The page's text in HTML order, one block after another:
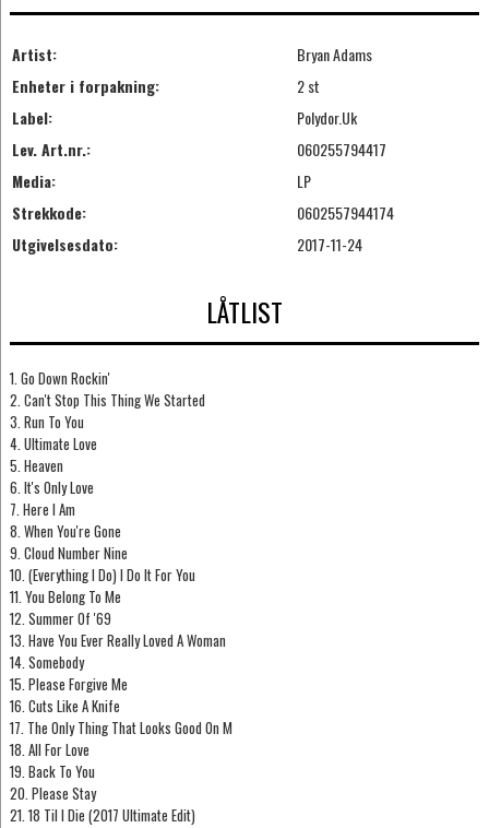
Artist:
Bryan Adams
Enheter i forpakning:
2 st
Label:
Polydor.Uk
Lev. Art.nr.:
060255794417
Media:
LP
Strekkode:
0602557944174
Utgivelsesdato:
2017-11-24
LÅTLIST
1. Go Down Rockin'
2. Can't Stop This Thing We Started
3. Run To You
4. Ultimate Love
5. Heaven
6. It's Only Love
7. Here I Am
8. When You're Gone
9. Cloud Number Nine
10. (Everything I Do) I Do It For You
11. You Belong To Me
12. Summer Of '69
13. Have You Ever Really Loved A Woman
14. Somebody
15. Please Forgive Me
16. Cuts Like A Knife
17. The Only Thing That Looks Good On M
18. All For Love
19. Back To You
20. Please Stay
21. 18 Til I Die (2017 Ultimate Edit)